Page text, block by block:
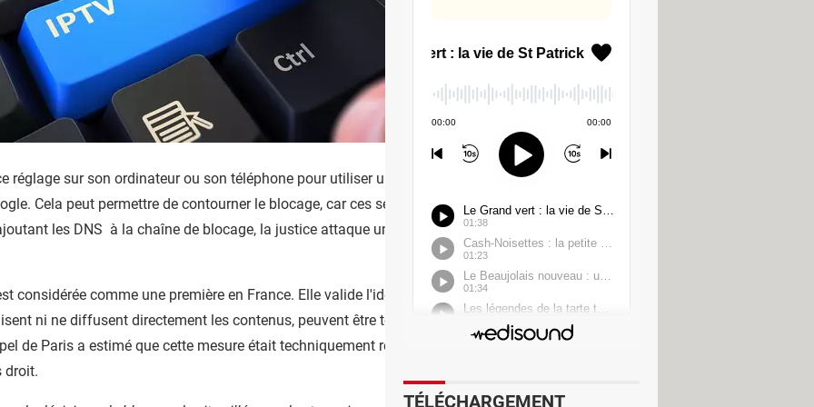
sur son ordinateur ou son téléphone pour utiliser un autre service DNS, proposé par des
Cela peut permettre de contourner le blocage, car ces services ne tiennent pas forcément
les DNS à la chaîne de blocage, la justice attaque un maillon jusque-là négligé du
considérée comme une première en France. Elle valide l'idée que tous les intermédiaires
ni ne diffusent directement les contenus, peuvent être tenus responsables s'ils facilitent l'accès
de Paris a estimé que cette mesure était techniquement réalisable et parfaitement proportionnée
droit.
TÉLÉCHARGEMENT